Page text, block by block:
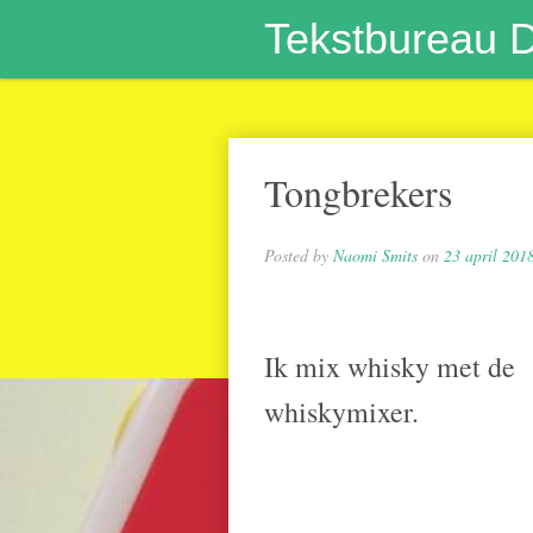
Tekstbureau
Tongbrekers
Posted by Naomi Smits on 23 april
Ik mix whisky met de
whiskymixer.